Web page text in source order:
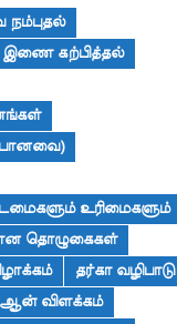
இணை கற்பித்தல்
உரிமைகளும்
தொழுகைகள்
தர்கா வழிபாடு
விளக்கம்